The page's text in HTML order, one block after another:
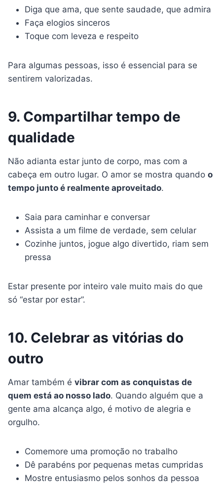
Diga que ama, que sente saudade, que admira
Faça elogios sinceros
Toque com leveza e respeito
Para algumas pessoas, isso é essencial para se
sentirem valorizadas.
9. Compartilhar tempo de
qualidade
Não adianta estar junto de corpo, mas com a
cabeça em outro lugar. O amor se mostra quando o
tempo junto é realmente aproveitado.
Saia para caminhar e conversar
Assista a um filme de verdade, sem celular
Cozinhe juntos, jogue algo divertido, riam sem
pressa
Estar presente por inteiro vale muito mais do que
só “estar por estar”.
10. Celebrar as vitórias do
outro
Amar também é vibrar com as conquistas de
quem está ao nosso lado. Quando alguém que a
gente ama alcança algo, é motivo de alegria e
orgulho.
Comemore uma promoção no trabalho
Dê parabéns por pequenas metas cumpridas
Mostre entusiasmo pelos sonhos da pessoa